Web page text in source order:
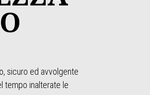
sicuro ed avvolgente
tempo inalterate le